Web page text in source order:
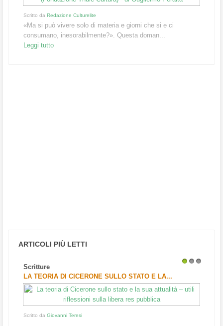
Scritto da Redazione Culturelite
«Ma si può vivere solo di materia e giorni che si e ci
consumano, inesorabilmente?». Questa doman...
Leggi tutto
ARTICOLI PIÙ LETTI
Scritture
LA TEORIA DI CICERONE SULLO STATO E LA...
Scritto da Giovanni Teresi